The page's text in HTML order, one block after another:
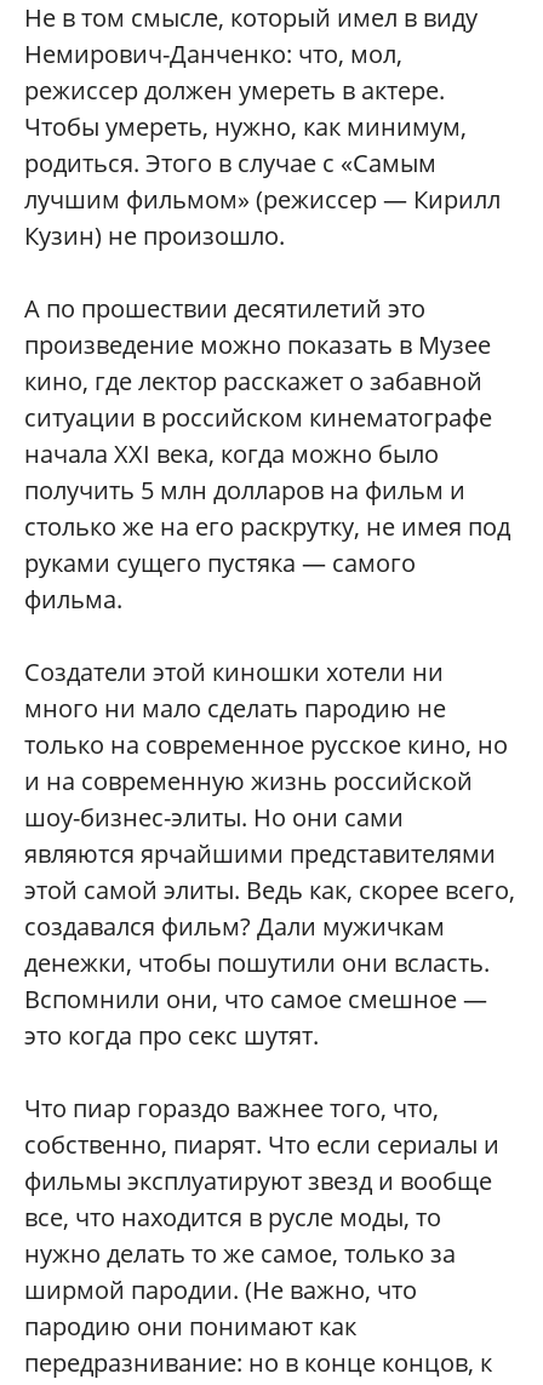
Не в том смысле, который имел в виду
Немирович-Данченко: что, мол,
режиссер должен умереть в актере.
Чтобы умереть, нужно, как минимум,
родиться. Этого в случае с «Самым
лучшим фильмом» (режиссер — Кирилл
Кузин) не произошло.
А по прошествии десятилетий это
произведение можно показать в Музее
кино, где лектор расскажет о забавной
ситуации в российском кинематографе
начала XXI века, когда можно было
получить 5 млн долларов на фильм и
столько же на его раскрутку, не имея под
руками сущего пустяка — самого
фильма.
Создатели этой киношки хотели ни
много ни мало сделать пародию не
только на современное русское кино, но
и на современную жизнь российской
шоу-бизнес-элиты. Но они сами
являются ярчайшими представителями
этой самой элиты. Ведь как, скорее всего,
создавался фильм? Дали мужичкам
денежки, чтобы пошутили они всласть.
Вспомнили они, что самое смешное —
это когда про секс шутят.
Что пиар гораздо важнее того, что,
собственно, пиарят. Что если сериалы и
фильмы эксплуатируют звезд и вообще
все, что находится в русле моды, то
нужно делать то же самое, только за
ширмой пародии. (Не важно, что
пародию они понимают как
передразнивание: но в конце концов, к